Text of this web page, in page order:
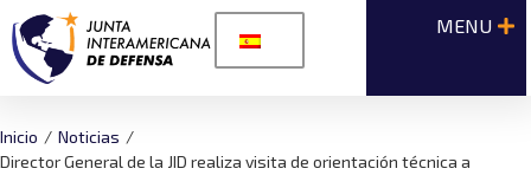
Inicio / Noticias /
Director General de la JID realiza visita de orientación técnica a